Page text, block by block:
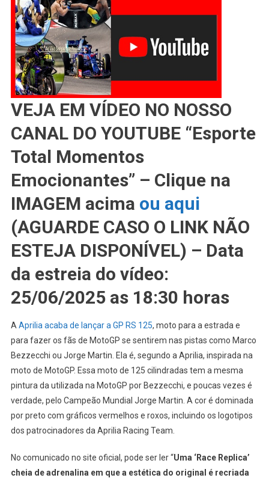
MotoGP
VEJA EM VÍDEO NO NOSSO
CANAL DO YOUTUBE “Esporte
Total Momentos
Emocionantes” – Clique na
IMAGEM acima ou aqui
(AGUARDE CASO O LINK NÃO
ESTEJA DISPONÍVEL) – Data
da estreia do vídeo:
25/06/2025 as 18:30 horas
A Aprilia acaba de lançar a GP RS 125, moto para a estrada e
para fazer os fãs de MotoGP se sentirem nas pistas como Marco
Bezzecchi ou Jorge Martin. Ela é, segundo a Aprilia, inspirada na
moto de MotoGP. Essa moto de 125 cilindradas tem a mesma
pintura da utilizada na MotoGP por Bezzecchi, e poucas vezes é
verdade, pelo Campeão Mundial Jorge Martin. A cor é dominada
por preto com gráficos vermelhos e roxos, incluindo os logotipos
dos patrocinadores da Aprilia Racing Team.
No comunicado no site oficial, pode ser ler “Uma ‘Race Replica’
cheia de adrenalina em que a estética do original é recriada